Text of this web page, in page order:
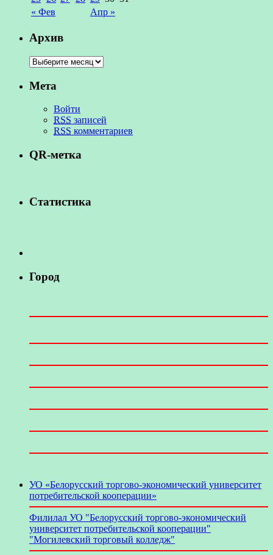
« Фев Апр »
Архив
Мета
Войти
RSS записей
RSS комментариев
QR-метка
Статистика
Город
УО «Белорусский торгово-экономический университет
потребительской кооперации»
Филилал УО "Белорусский торгово-экономический
университет потребительской кооперации"
"Могилевский торговый колледж"